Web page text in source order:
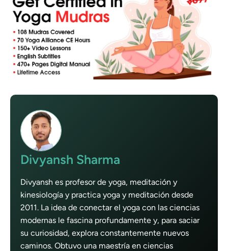
Divyansh Sharma
Divyansh es profesor de yoga, meditación y
kinesiología y practica yoga y meditación desde
2011. La idea de conectar el yoga con las ciencias
modernas le fascina profundamente y, para saciar
su curiosidad, explora constantemente nuevos
caminos. Obtuvo una maestría en ciencias